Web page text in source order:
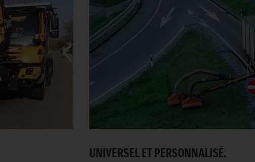
UNIVERSEL ET PERSONNALISÉ.